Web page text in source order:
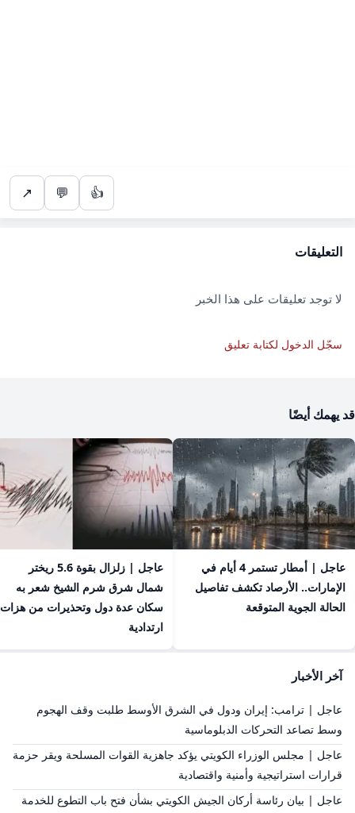
👍
💬
↗
التعليقات
لا توجد تعليقات على هذا الخبر
سجّل الدخول لكتابة تعليق
قد يهمك أيضًا
عاجل | أمطار تستمر 4 أيام في
الإمارات.. الأرصاد تكشف تفاصيل
الحالة الجوية المتوقعة
عاجل | زلزال بقوة 5.6 ريختر
شمال شرق شرم الشيخ شعر به
سكان عدة دول وتحذيرات من هزات
ارتدادية
آخر الأخبار
عاجل | ترامب: إيران ودول في الشرق الأوسط طلبت وقف الهجوم
وسط تصاعد التحركات الدبلوماسية
عاجل | مجلس الوزراء الكويتي يؤكد جاهزية القوات المسلحة ويقر حزمة
قرارات استراتيجية وأمنية واقتصادية
عاجل | بيان رئاسة أركان الجيش الكويتي بشأن فتح باب التطوع للخدمة